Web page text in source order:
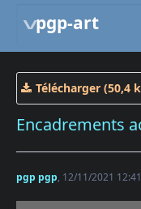
pgp-art
Télécharger (50,4
Encadrements
pgp pgp, 12/11/2021 12:41